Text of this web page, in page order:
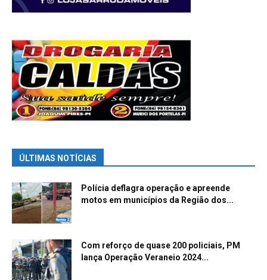
ÚLTIMAS NOTÍCIAS
Polícia deflagra operação e apreende
motos em municípios da Região dos...
Com reforço de quase 200 policiais, PM
lança Operação Veraneio 2024...